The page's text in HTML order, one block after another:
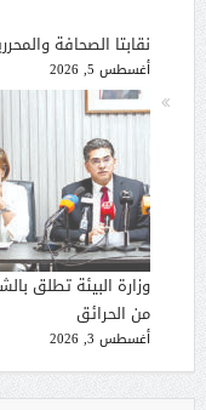
نقابتا الصحافة
أغسطس 5, 2026
وزارة البيئة تطلق
من الحرائق
أغسطس 3, 2026